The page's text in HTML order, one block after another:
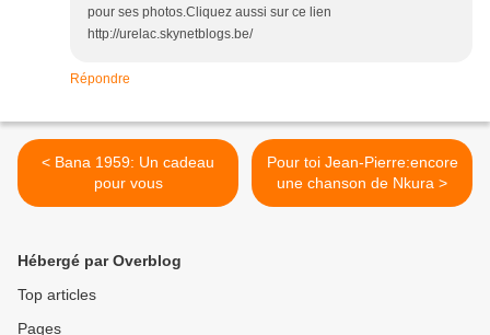
pour ses photos.Cliquez aussi sur ce lien
http://urelac.skynetblogs.be/
Répondre
< Bana 1959: Un cadeau
pour vous
Pour toi Jean-Pierre:encore
une chanson de Nkura >
Hébergé par Overblog
Top articles
Pages